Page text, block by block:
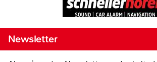
Newsletter